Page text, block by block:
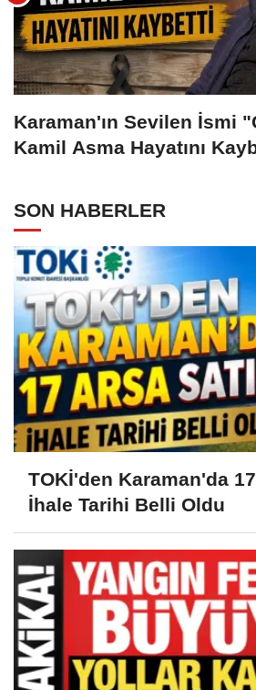
Karaman'ın Sevilen İsmi
Kamil Asma Hayatını
SON HABERLER
TOKİ'den Karaman'da 17
İhale Tarihi Belli Oldu